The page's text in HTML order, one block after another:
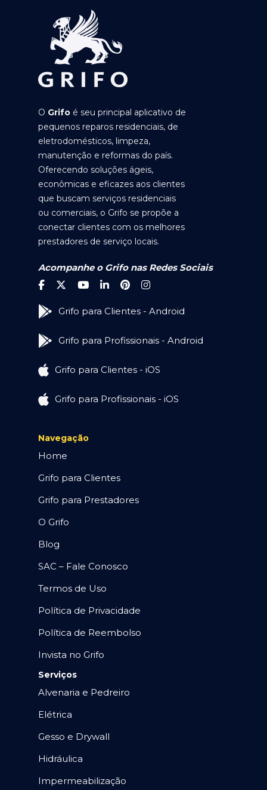
O Grifo é seu principal aplicativo de
pequenos reparos residenciais, de
eletrodomésticos, limpeza,
manutenção e reformas do país.
Oferecendo soluções ágeis,
econômicas e eficazes aos clientes
que buscam serviços residenciais
ou comerciais, o Grifo se propõe a
conectar clientes com os melhores
prestadores de serviço locais.
Acompanhe o Grifo nas Redes Sociais
Grifo para Clientes - Android
Grifo para Profissionais - Android
Grifo para Clientes - iOS
Grifo para Profissionais - iOS
Navegação
Home
Grifo para Clientes
Grifo para Prestadores
O Grifo
Blog
SAC – Fale Conosco
Termos de Uso
Política de Privacidade
Política de Reembolso
Invista no Grifo
Serviços
Alvenaria e Pedreiro
Elétrica
Gesso e Drywall
Hidráulica
Impermeabilização